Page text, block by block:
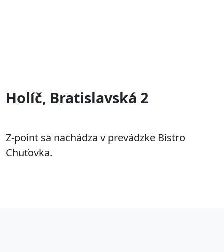
Holíč, Bratislavská 2
Z-point sa nachádza v prevádzke Bistro
Chuťovka.